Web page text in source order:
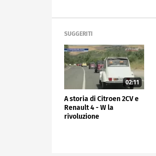
SUGGERITI
02:11
A storia di Citroen 2CV e
Renault 4 - W la
rivoluzione